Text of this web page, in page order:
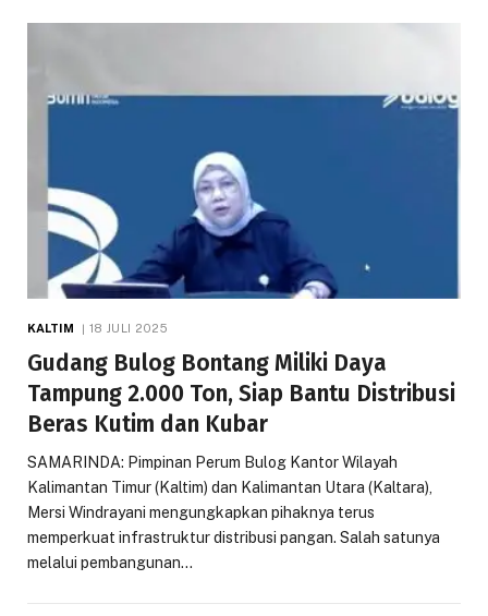
KALTIM 18 JULI 2025
Gudang Bulog Bontang Miliki Daya
Tampung 2.000 Ton, Siap Bantu Distribusi
Beras Kutim dan Kubar
SAMARINDA: Pimpinan Perum Bulog Kantor Wilayah
Kalimantan Timur (Kaltim) dan Kalimantan Utara (Kaltara),
Mersi Windrayani mengungkapkan pihaknya terus
memperkuat infrastruktur distribusi pangan. Salah satunya
melalui pembangunan…